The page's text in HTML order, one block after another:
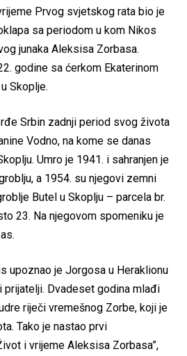
Prvog svjetskog rata bio je
sa periodom u kom Nikos
junaka Aleksisa Zorbasa.
godine sa ćerkom Ekaterinom
Skoplje.
Srbin zadnji period svog života
Vodno, na kome se danas
Umro je 1941. i sahranjen je
a 1954. su njegovi zemni
Butel u Skoplju – parcela br.
23. Na njegovom spomeniku je
upoznao je Jorgosa u Heraklionu
prijatelji. Dvadeset godina mlađi
riječi vremešnog Zorbe, koji je
Tako je nastao prvi
i vrijeme Aleksisa Zorbasa”,